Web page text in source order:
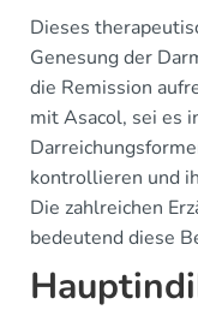
Dieses
Genesung der
die Remission
mit Asacol, sei es
kontrollieren und
Die zahlreichen
bedeutend diese